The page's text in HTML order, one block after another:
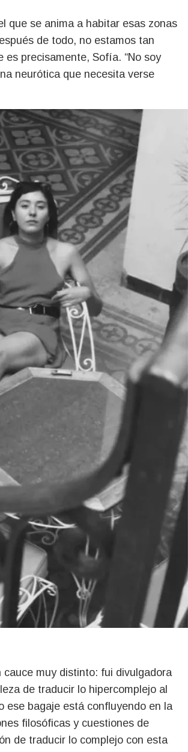
que se anima a habitar esas zonas
de todo, no estamos tan
es precisamente, Sofía. “No soy
neurótica que necesita verse
muy distinto: fui divulgadora
de traducir lo hipercomplejo al
ese bagaje está confluyendo en la
filosóficas y cuestiones de
de traducir lo complejo con esta